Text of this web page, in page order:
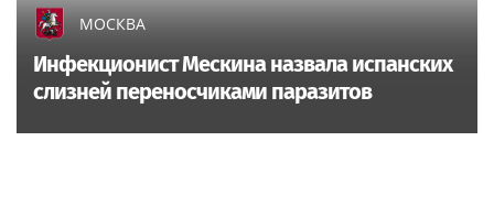
МОСКВА
Инфекционист Мескина назвала испанских
слизней переносчиками паразитов